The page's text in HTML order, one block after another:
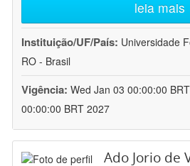
leia mais
Instituição/UF/País: Universidade
RO - Brasil
Vigência: Wed Jan 03 00:00:00
00:00:00 BRT 2027
Ado Jorio de